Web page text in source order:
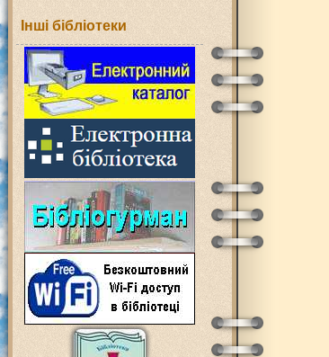
Інші бібліотеки